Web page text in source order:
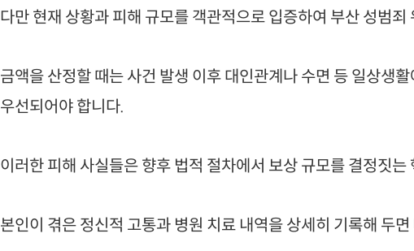
다만 현재 상황과 피해 규모를 객관적으로 입증하여 부산 성범
금액을 산정할 때는 사건 발생 이후 대인관계나 수면 등 일상생
우선되어야 합니다.
이러한 피해 사실들은 향후 법적 절차에서 보상 규모를 결정짓
본인이 겪은 정신적 고통과 병원 치료 내역을 상세히 기록해 두